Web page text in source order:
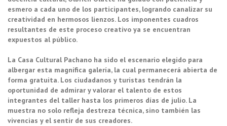
esmero a cada uno de los participantes, logrando canalizar su
creatividad en hermosos lienzos. Los imponentes cuadros
resultantes de este proceso creativo ya se encuentran
expuestos al público.
La Casa Cultural Pachano ha sido el escenario elegido para
albergar esta magnífica galería, la cual permanecerá abierta de
forma gratuita. Los ciudadanos y turistas tendrán la
oportunidad de admirar y valorar el talento de estos
integrantes del taller hasta los primeros días de julio. La
muestra no solo refleja destreza técnica, sino también las
vivencias y el sentir de sus creadores.